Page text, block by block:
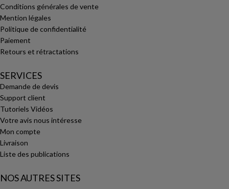
Conditions générales de vente
Mention légales
Politique de confidentialité
Paiement
Retours et rétractations
SERVICES
Demande de devis
Support client
Tutoriels Vidéos
Votre avis nous intéresse
Mon compte
Livraison
Liste des publications
NOS AUTRES SITES